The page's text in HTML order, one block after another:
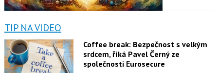
TIP NA VIDEO
Coffee break: Bezpečnost s velkým
srdcem, říká Pavel Černý ze
společnosti Eurosecure